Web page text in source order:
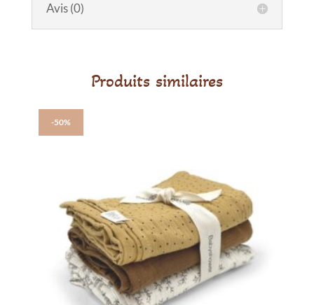
Avis (0)
Produits similaires
-50%